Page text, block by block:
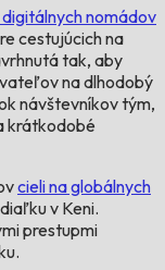
nomádov
cestujúcich na
tak, aby
na dlhodobý
návštevníkov tým,
krátkodobé
cieli na globálnych
v Keni.
prestupmi